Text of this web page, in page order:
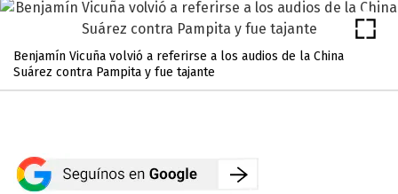
Benjamín Vicuña volvió a referirse a los audios de la China
Suárez contra Pampita y fue tajante